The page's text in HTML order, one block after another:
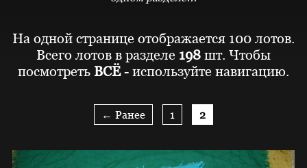
На одной странице отображается 100 лотов.
Всего лотов в разделе 198 шт. Чтобы
посмотреть ВСЁ- используйте навигацию.
← Ранее 1 2